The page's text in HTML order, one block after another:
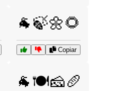
🐐🍃🌼🌻
Copiar
🐐🍽️🧀🥖